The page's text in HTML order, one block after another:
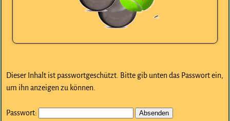
Dieser Inhalt ist passwortgeschützt. Bitte gib unten das Passwort ein,
um ihn anzeigen zu können.
Passwort: